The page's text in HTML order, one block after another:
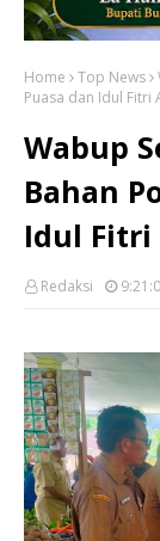
Home Top News
Puasa dan Idul Fitri
Wabup
Bahan
Idul Fitri
Redaksi